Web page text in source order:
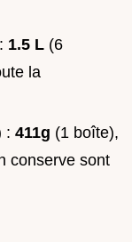
1.5 L (6
la
: 411g (1 boîte),
conserve sont